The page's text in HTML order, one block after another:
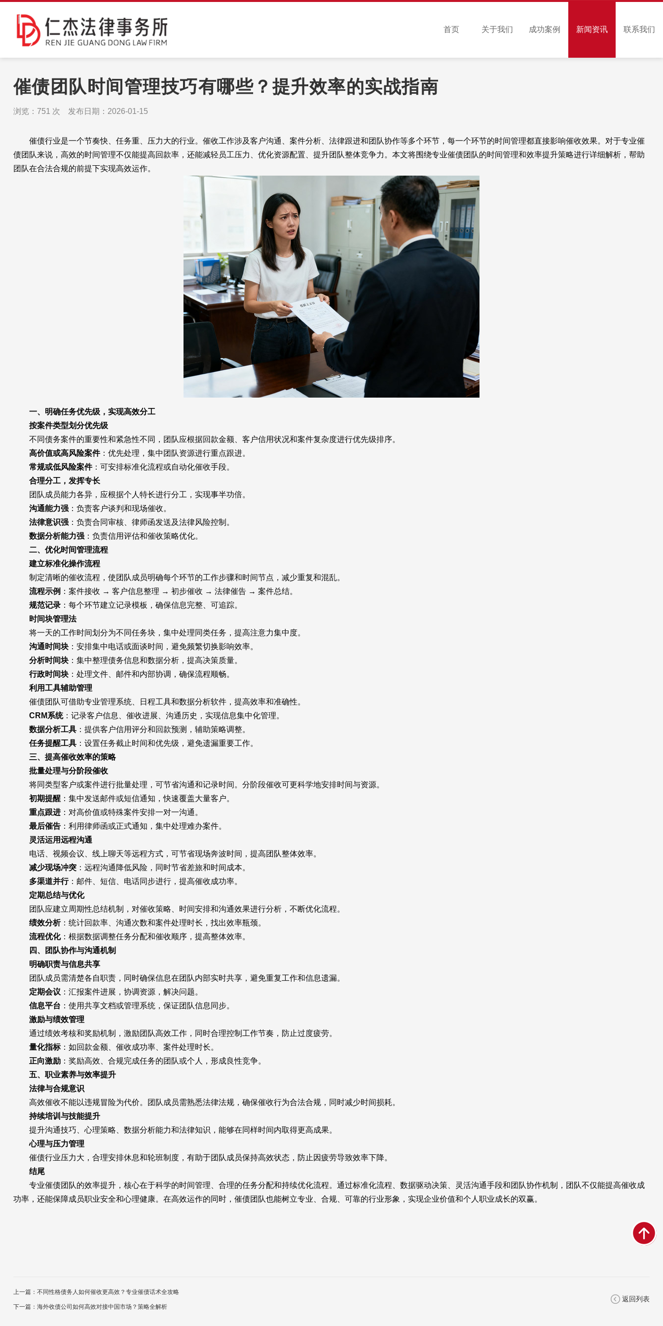
首页 关于我们 成功案例 新闻资讯 联系我们
催债团队时间管理技巧有哪些？提升效率的实战指南
浏览： 751 次 发布日期：2026-01-15
催债行业是一个节奏快、任务重、压力大的行业。催收工作涉及客户沟通、案件分析、法律跟进和团队协作等多个环节，每一个环节的时间管理都直接影响催收效果。对于专业催
债团队来说，高效的时间管理不仅能提高回款率，还能减轻员工压力、优化资源配置、提升团队整体竞争力。本文将围绕专业催债团队的时间管理和效率提升策略进行详细解析，帮助
团队在合法合规的前提下实现高效运作。
一、明确任务优先级，实现高效分工
按案件类型划分优先级
不同债务案件的重要性和紧急性不同，团队应根据回款金额、客户信用状况和案件复杂度进行优先级排序。
高价值或高风险案件：优先处理，集中团队资源进行重点跟进。
常规或低风险案件：可安排标准化流程或自动化催收手段。
合理分工，发挥专长
团队成员能力各异，应根据个人特长进行分工，实现事半功倍。
沟通能力强：负责客户谈判和现场催收。
法律意识强：负责合同审核、律师函发送及法律风险控制。
数据分析能力强：负责信用评估和催收策略优化。
二、优化时间管理流程
建立标准化操作流程
制定清晰的催收流程，使团队成员明确每个环节的工作步骤和时间节点，减少重复和混乱。
流程示例 ：案件接收 → 客户信息整理 → 初步催收 → 法律催告 → 案件总结。
规范记录：每个环节建立记录模板，确保信息完整、可追踪。
时间块管理法
将一天的工作时间划分为不同任务块，集中处理同类任务，提高注意力集中度。
沟通时间块：安排集中电话或面谈时间，避免频繁切换影响效率。
分析时间块：集中整理债务信息和数据分析，提高决策质量。
行政时间块：处理文件、邮件和内部协调，确保流程顺畅。
利用工具辅助管理
催债团队可借助专业管理系统、日程工具和数据分析软件，提高效率和准确性。
CRM系统：记录客户信息、催收进展、沟通历史，实现信息集中化管理。
数据分析工具：提供客户信用评分和回款预测，辅助策略调整。
任务提醒工具：设置任务截止时间和优先级，避免遗漏重要工作。
三、提高催收效率的策略
批量处理与分阶段催收
将同类型客户或案件进行批量处理，可节省沟通和记录时间。分阶段催收可更科学地安排时间与资源。
初期提醒：集中发送邮件或短信通知，快速覆盖大量客户。
重点跟进：对高价值或特殊案件安排一对一沟通。
最后催告：利用律师函或正式通知，集中处理难办案件。
灵活运用远程沟通
电话、视频会议、线上聊天等远程方式，可节省现场奔波时间，提高团队整体效率。
减少现场冲突：远程沟通降低风险，同时节省差旅和时间成本。
多渠道并行：邮件、短信、电话同步进行，提高催收成功率。
定期总结与优化
团队应建立周期性总结机制，对催收策略、时间安排和沟通效果进行分析，不断优化流程。
绩效分析：统计回款率、沟通次数和案件处理时长，找出效率瓶颈。
流程优化：根据数据调整任务分配和催收顺序，提高整体效率。
四、团队协作与沟通机制
明确职责与信息共享
团队成员需清楚各自职责，同时确保信息在团队内部实时共享，避免重复工作和信息遗漏。
定期会议 ：汇报案件进展，协调资源，解决问题。
信息平台 ：使用共享文档或管理系统，保证团队信息同步。
激励与绩效管理
通过绩效考核和奖励机制，激励团队高效工作，同时合理控制工作节奏，防止过度疲劳。
量化指标：如回款金额、催收成功率、案件处理时长。
正向激励：奖励高效、合规完成任务的团队或个人，形成良性竞争。
五、职业素养与效率提升
法律与合规意识
高效催收不能以违规冒险为代价。团队成员需熟悉法律法规，确保催收行为合法合规，同时减少时间损耗。
持续培训与技能提升
提升沟通技巧、心理策略、数据分析能力和法律知识，能够在同样时间内取得更高成果。
心理与压力管理
催债行业压力大，合理安排休息和轮班制度，有助于团队成员保持高效状态，防止因疲劳导致效率下降。
结尾
专业催债团队的效率提升，核心在于科学的时间管理、合理的任务分配和持续优化流程。通过标准化流程、数据驱动决策、灵活沟通手段和团队协作机制，团队不仅能提高催收成
功率，还能保障成员职业安全和心理健康。在高效运作的同时，催债团队也能树立专业、合规、可靠的行业形象，实现企业价值和个人职业成长的双赢。
上一篇：不同性格债务人如何催收更高效？专业催债话术全攻略
下一篇：海外收债公司如何高效对接中国市场？策略全解析
返回列表